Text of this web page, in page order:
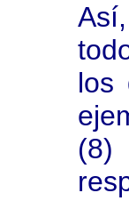
los